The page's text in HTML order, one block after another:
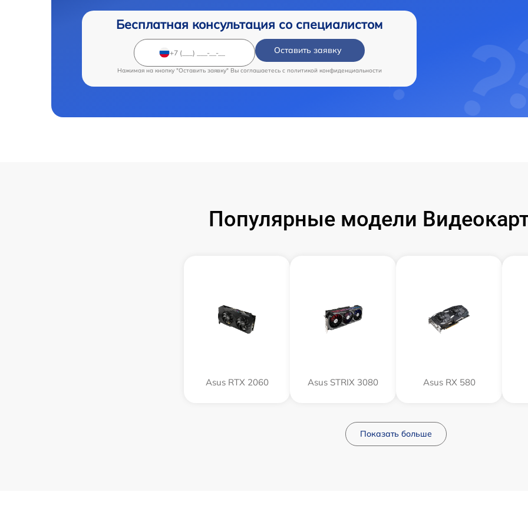
Бесплатная консультация со специалистом
Оставить заявку
Нажимая на кнопку "Оставить заявку" Вы соглашаетесь c политикой конфиденциальности
Популярные модели
Asus RTX 2060 Asus STRIX 3080 Asus RX 580
Показать больше